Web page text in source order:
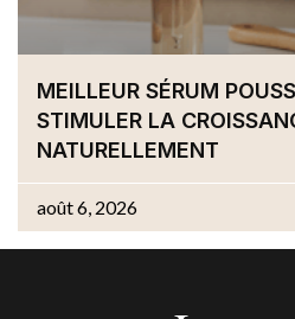
MEILLEUR SÉRUM
STIMULER LA
NATURELLEMENT
août 6, 2026